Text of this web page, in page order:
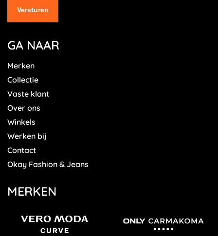
GA NAAR
Merken
Collectie
Vaste klant
Over ons
Winkels
Werken bij
Contact
Okay Fashion & Jeans
MERKEN